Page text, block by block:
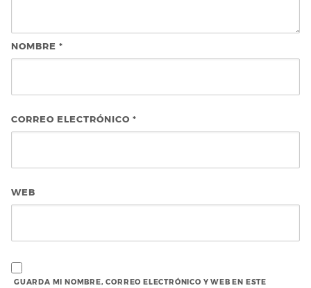
NOMBRE *
CORREO ELECTRÓNICO *
WEB
GUARDA MI NOMBRE, CORREO ELECTRÓNICO Y WEB EN ESTE